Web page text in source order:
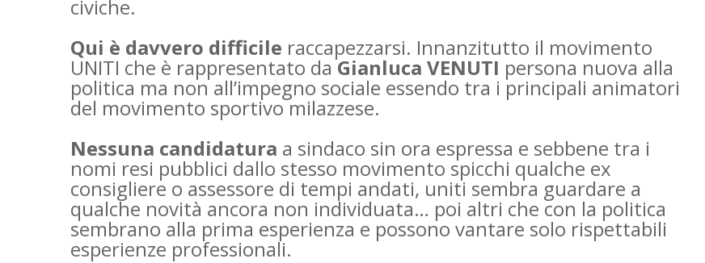
civiche.
Qui è davvero difficile raccapezzarsi. Innanzitutto il movimento
UNITI che è rappresentato daGianluca VENUTI persona nuova alla
politica ma non all’impegno sociale essendo tra i principali animatori
del movimento sportivo milazzese.
Nessuna candidatura a sindaco sin ora espressa e sebbene tra i
nomi resi pubblici dallo stesso movimento spicchi qualche ex
consigliere o assessore di tempi andati, uniti sembra guardare a
qualche novità ancora non individuata… poi altri che con la politica
sembrano alla prima esperienza e possono vantare solo rispettabili
esperienze professionali.